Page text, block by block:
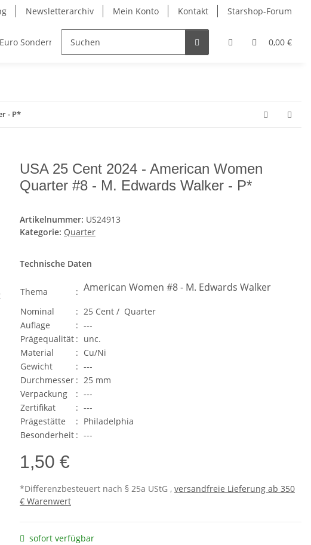
Newsletterarchiv Mein Konto Kontakt Starshop-Forum
0,00 €
Sondermünzen
- P*
USA 25 Cent 2024 - American Women
Quarter #8 - M. Edwards Walker - P*
Artikelnummer: US24913
Kategorie: Quarter
Technische Daten
Thema : American Women #8 - M. Edwards Walker
Nominal : 25 Cent / Quarter
Auflage
: ---
Prägequalität : unc.
Material
: Cu/Ni
Gewicht
: ---
Durchmesser : 25 mm
Verpackung
: ---
Zertifikat
: ---
Prägestätte
: Philadelphia
Besonderheit : ---
1,50 €
*Differenzbesteuert nach § 25a UStG , versandfreie Lieferung ab 350
€ Warenwert
sofort verfügbar